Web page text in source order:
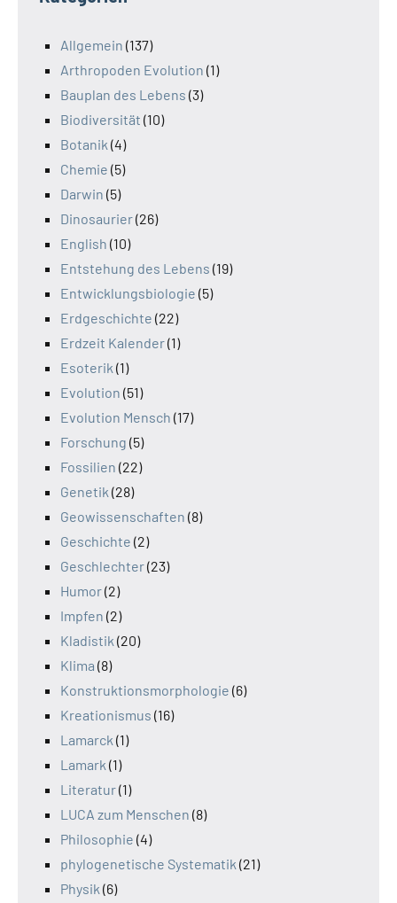
Allgemein (137)
Arthropoden Evolution (1)
Bauplan des Lebens (3)
Biodiversität (10)
Botanik (4)
Chemie (5)
Darwin (5)
Dinosaurier(26)
English (10)
Entstehung des Lebens (19)
Entwicklungsbiologie (5)
Erdgeschichte (22)
Erdzeit Kalender(1)
Esoterik (1)
Evolution (51)
Evolution Mensch (17)
Forschung (5)
Fossilien (22)
Genetik (28)
Geowissenschaften (8)
Geschichte (2)
Geschlechter(23)
Humor(2)
Impfen (2)
Kladistik (20)
Klima (8)
Konstruktionsmorphologie (6)
Kreationismus (16)
Lamarck (1)
Lamark (1)
Literatur(1)
LUCA zum Menschen (8)
Philosophie (4)
phylogenetische Systematik (21)
Physik (6)